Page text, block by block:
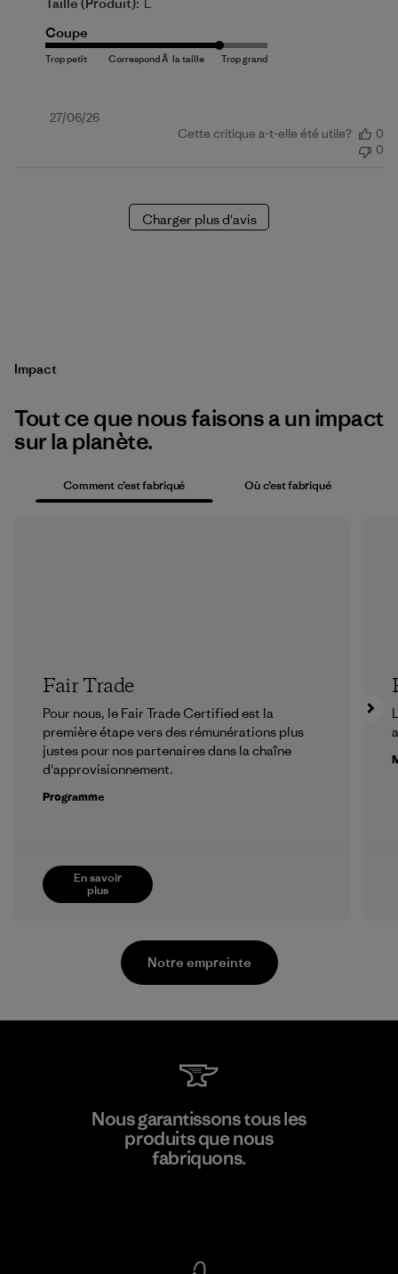
Coupe
Date
27/06/26
Cette critique a-t-elle été utile?
0
0
Charger plus d'avis
Impact
Tout ce que nous faisons a un impact
sur la planète.
Comment c’est fabriqué Où c’est fabriqué
En savoir
plus
Fair Trade
Pour nous, le Fair Trade Certified est la
première étape vers des rémunérations plus
justes pour nos partenaires dans la chaîne
d'approvisionnement.
Programme
Youngone Namdinh Co., Ltd.
Notre empreinte
Nous garantissons tous les
produits que nous
fabriquons.